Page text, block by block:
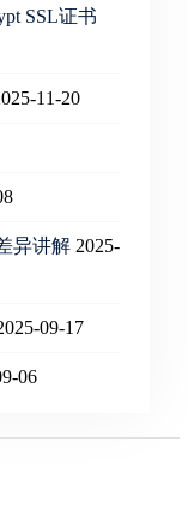
SSL证书
11-20
异讲解 2025-
09-17
06